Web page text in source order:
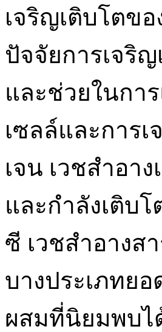
เจริญเติบโตข
ปัจจัยการเจริ
และช่วยในกา
เซลล์และการ
เจน เวชสำอา
และกำลังเติบโ
ซี เวชสำอางส
บางประเภทย
ผสมที่นิยมพบไ